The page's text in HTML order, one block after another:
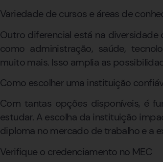
Variedade de cursos e áreas de
Outro diferencial está na diversidade
como administração, saúde,
muito mais. Isso amplia as
Como escolher uma instituição
Com tantas opções disponíveis, é
estudar. A escolha da instituição
diploma no mercado de trabalho e a
Verifique o credenciamento no MEC